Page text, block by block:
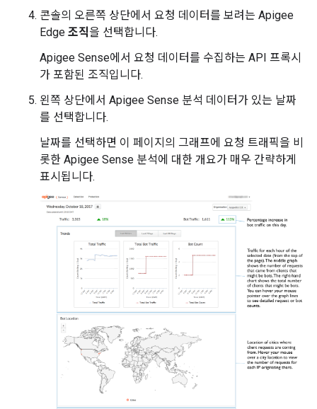
콘솔의 오른쪽 상단에서 요청 데이터를 보려는 Apigee
Edge 조직을 선택합니다.
Apigee Sense에서 요청 데이터를 수집하는 API 프록시
가 포함된 조직입니다.
왼쪽 상단에서 Apigee Sense 분석 데이터가 있는 날짜
를 선택합니다.
날짜를 선택하면 이 페이지의 그래프에 요청 트래픽을 비
롯한 Apigee Sense 분석에 대한 개요가 매우 간략하게
표시됩니다.